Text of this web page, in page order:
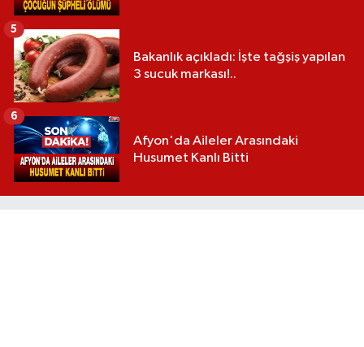
Bakanlık açıkladı: İşte tağşiş yapılan
3 sucuk markası!..
5
Afyon'da Aileler Arasındaki
Husumet Kanlı Bitti
6